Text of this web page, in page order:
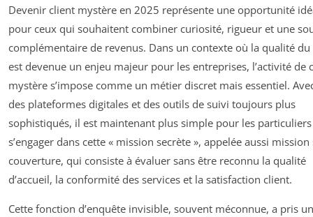
Devenir client mystère en 2025 représente une opportunité
pour ceux qui souhaitent combiner curiosité, rigueur et une
complémentaire de revenus. Dans un contexte où la qualité du
est devenue un enjeu majeur pour les entreprises, l’activité de
mystère s’impose comme un métier discret mais essentiel.
des plateformes digitales et des outils de suivi toujours plus
sophistiqués, il est maintenant plus simple pour les
s’engager dans cette « mission secrète », appelée aussi mission
couverture, qui consiste à évaluer sans être reconnu la qualité
d’accueil, la conformité des services et la satisfaction client.
Cette fonction d’enquête invisible, souvent méconnue, a pris